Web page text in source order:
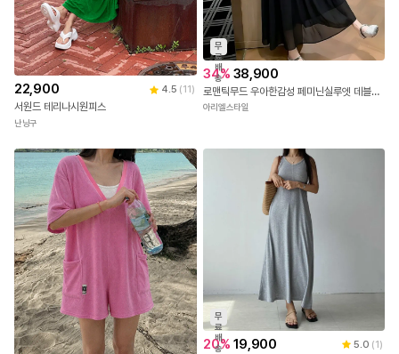
22,900 4.5 (11 )
서원드 테리나시원피스
난닝구
무
료
배
송
34% 38,900
로맨틱무드 우아한감성 페미닌실루엣 데블리롱원피스
아리엘스타일
무
료
배
송
20% 19,900 5.0 (1)